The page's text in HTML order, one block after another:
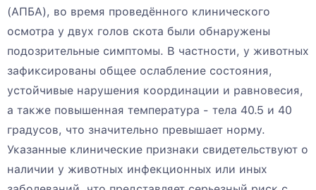
(АПБА), во время проведённого клинического
осмотра у двух голов скота были обнаружены
подозрительные симптомы. В частности, у животных
зафиксированы общее ослабление состояния,
устойчивые нарушения координации и равновесия,
а также повышенная температура - тела 40.5 и 40
градусов, что значительно превышает норму.
Указанные клинические признаки свидетельствуют о
наличии у животных инфекционных или иных